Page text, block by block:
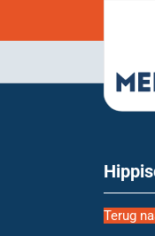
Terug